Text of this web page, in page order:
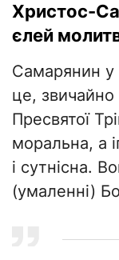
Христос-
єлей
Самарянин у
це,
Пресвятої
моральна, а
і сутнісна.
(умаленні)